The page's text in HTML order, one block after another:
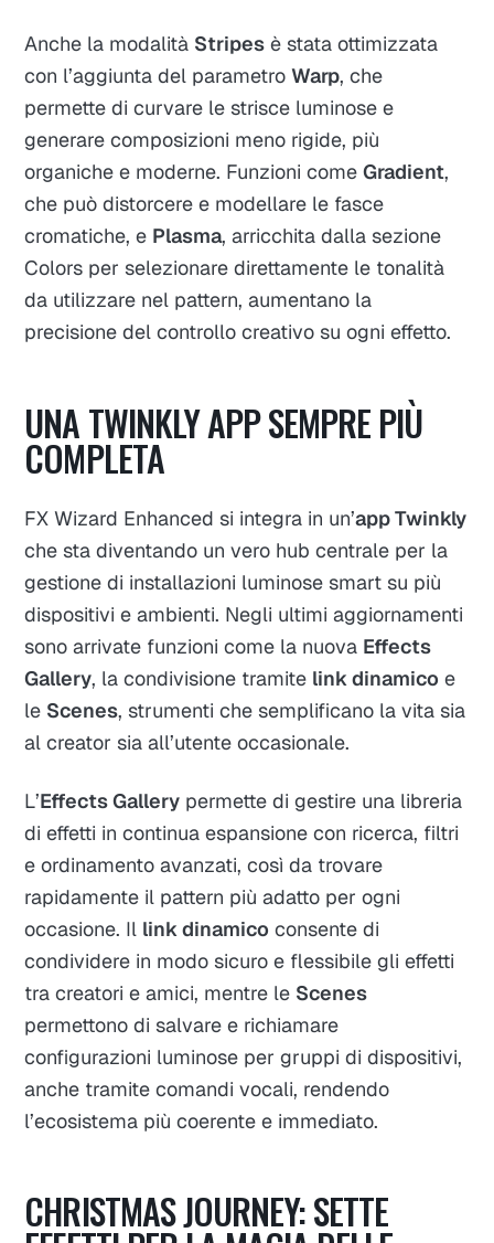
Anche la modalità Stripes è stata ottimizzata
con l’aggiunta del parametroWarp, che
permette di curvare le strisce luminose e
generare composizioni meno rigide, più
organiche e moderne. Funzioni comeGradient,
che può distorcere e modellare le fasce
cromatiche, e Plasma, arricchita dalla sezione
Colors per selezionare direttamente le tonalità
da utilizzare nel pattern, aumentano la
precisione del controllo creativo su ogni effetto.
UNA TWINKLY APP SEMPRE PIÙ
COMPLETA
FX Wizard Enhanced si integra in un’app Twinkly
che sta diventando un vero hub centrale per la
gestione di installazioni luminose smart su più
dispositivi e ambienti. Negli ultimi aggiornamenti
sono arrivate funzioni come la nuova Effects
Gallery, la condivisione tramite link dinamico e
le Scenes, strumenti che semplificano la vita sia
al creator sia all’utente occasionale.​
L’Effects Gallery permette di gestire una libreria
di effetti in continua espansione con ricerca, filtri
e ordinamento avanzati, così da trovare
rapidamente il pattern più adatto per ogni
occasione. Il link dinamico consente di
condividere in modo sicuro e flessibile gli effetti
tra creatori e amici, mentre le Scenes
permettono di salvare e richiamare
configurazioni luminose per gruppi di dispositivi,
anche tramite comandi vocali, rendendo
l’ecosistema più coerente e immediato.​
CHRISTMAS JOURNEY: SETTE